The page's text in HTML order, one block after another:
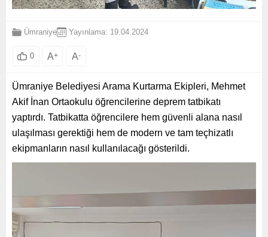
Ümraniye Yayınlama: 19.04.2024
0 A+ A-
Ümraniye Belediyesi Arama Kurtarma Ekipleri, Mehmet
Akif İnan Ortaokulu öğrencilerine deprem tatbikatı
yaptırdı. Tatbikatta öğrencilere hem güvenli alana nasıl
ulaşılması gerektiği hem de modern ve tam teçhizatlı
ekipmanların nasıl kullanılacağı gösterildi.